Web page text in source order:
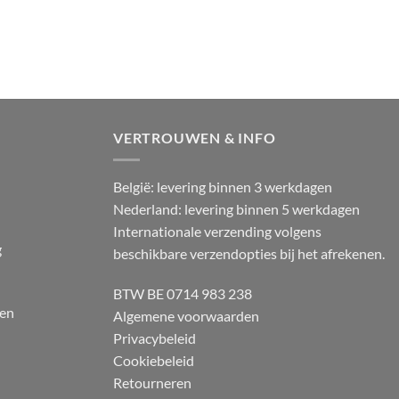
VERTROUWEN & INFO
België: levering binnen 3 werkdagen
Nederland: levering binnen 5 werkdagen
Internationale verzending volgens
beschikbare verzendopties bij het afrekenen.
BTW BE 0714 983 238
Algemene voorwaarden
Privacybeleid
Cookiebeleid
Retourneren